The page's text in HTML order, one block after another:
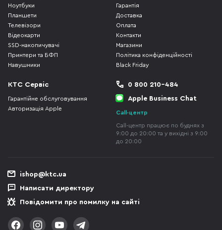
Ноутбуки
Планшети
Телевізори
Відеокарти
SSD-накопичувачі
Принтери та БФП
Навушники
Гарантія
Доставка
Оплата
Контакти
Магазини
Політика конфіденційності
Black Friday
КТС Сервіс
Гарантійне обслуговування
Авторизація Apple
0 800 210-484
Apple Business Chat
Call-центр
Call-центр працює по буднях з
9:00 до 20:00 та у вихідні з 9:00
до 20:00
ishop@ktc.ua
Написати директору
Повідомити про помилку на сайті